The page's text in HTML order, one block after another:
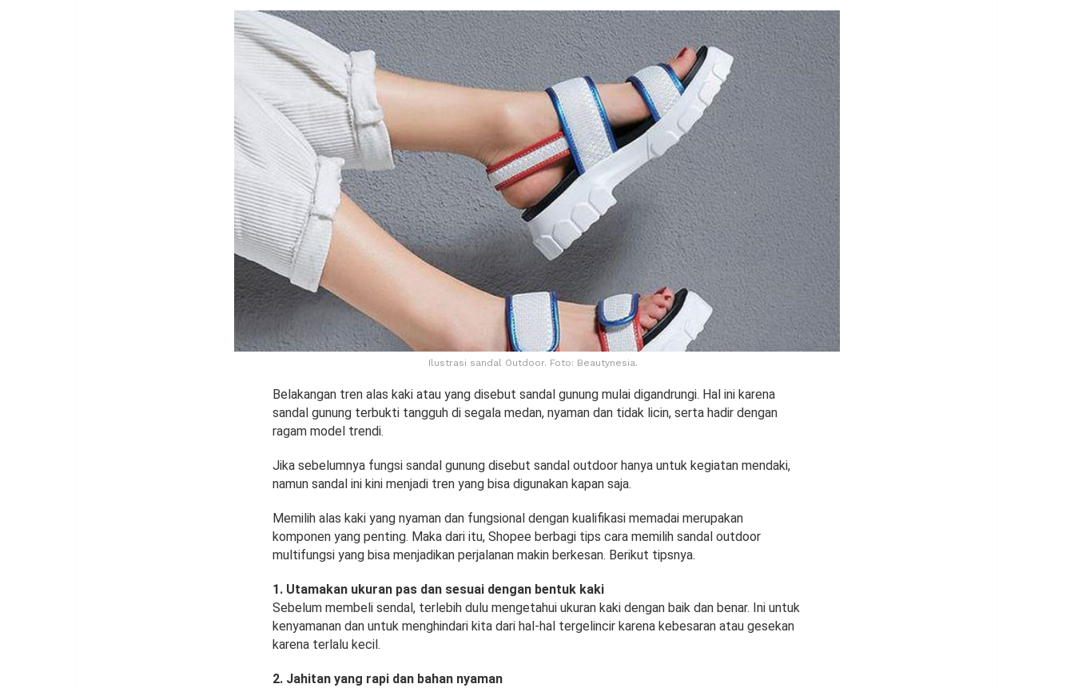
Ilustrasi sandal Outdoor. Foto: Beautynesia.
Belakangan tren alas kaki atau yang disebut sandal gunung mulai digandrungi. Hal ini karena
sandal gunung terbukti tangguh di segala medan, nyaman dan tidak licin, serta hadir dengan
ragam model trendi.
Jika sebelumnya fungsi sandal gunung disebut sandal outdoor hanya untuk kegiatan mendaki,
namun sandal ini kini menjadi tren yang bisa digunakan kapan saja.
Memilih alas kaki yang nyaman dan fungsional dengan kualifikasi memadai merupakan
komponen yang penting. Maka dari itu, Shopee berbagi tips cara memilih sandal outdoor
multifungsi yang bisa menjadikan perjalanan makin berkesan. Berikut tipsnya.
1. Utamakan ukuran pas dan sesuai dengan bentuk kaki
Sebelum membeli sendal, terlebih dulu mengetahui ukuran kaki dengan baik dan benar. Ini untuk
kenyamanan dan untuk menghindari kita dari hal-hal tergelincir karena kebesaran atau gesekan
karena terlalu kecil.
2. Jahitan yang rapi dan bahan nyaman